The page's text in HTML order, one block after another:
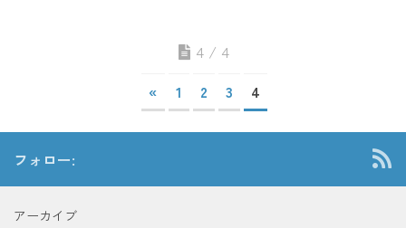
4 / 4
« 1 2 3 4
フォロー:
アーカイブ